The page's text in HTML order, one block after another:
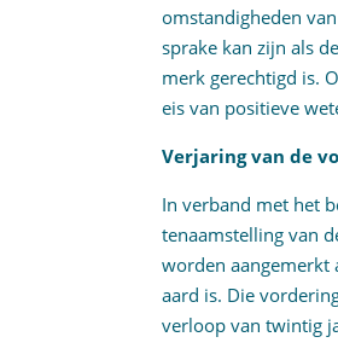
omstandigheden
sprake kan zijn als
merk gerechtigd is.
eis van positieve
Verjaring van de
In verband met het
tenaamstelling van
worden aangemerkt
aard is. Die
verloop van twintig